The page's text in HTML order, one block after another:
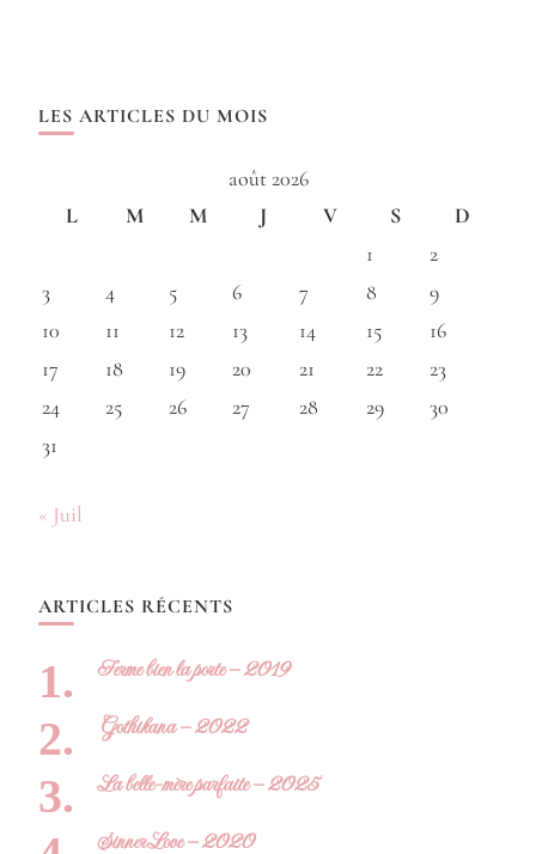
LES ARTICLES DU MOIS
août 2026
L
M M J V S
D
1
2
3
4 5 6 7 8
9
10
11 12 13 14 15
16
17
18 19 20 21 22
23
24
25 26 27 28 29
30
31
« Juil
ARTICLES RÉCENTS
Ferme bien la porte – 2019
Gothikana – 2022
La belle-mère parfaite – 2025
Sinner Love – 2020